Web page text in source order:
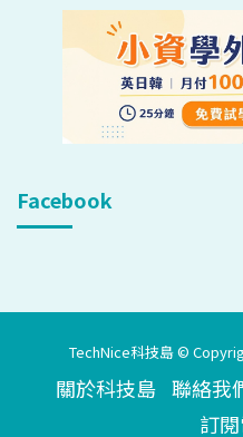
Facebook
TechNice科技島 ©
關於科技島 聯絡我
訂